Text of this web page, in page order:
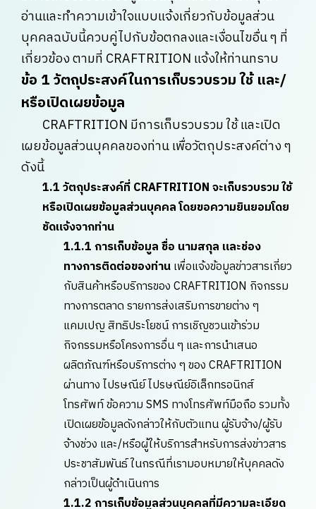
อ่านและทำความเข้าใจแบบแจ้งเกี่ยวกับข้อมูลส่วน
บุคคลฉบับนี้ควบคู่ไปกับข้อตกลงและเงื่อนไขอื่น ๆ ที่
เกี่ยวข้อง ตามที่ CRAFTRITION แจ้งให้ท่านทราบ
ข้อ 1 วัตถุประสงค์ในการเก็บรวบรวม ใช้ และ/
หรือเปิดเผยข้อมูล
CRAFTRITION มีการเก็บรวบรวม ใช้ และเปิด
เผยข้อมูลส่วนบุคคลของท่าน เพื่อวัตถุประสงค์ต่าง ๆ
ดังนี้
1.1 วัตถุประสงค์ที่ CRAFTRITION จะเก็บรวบรวม ใช้
หรือเปิดเผยข้อมูลส่วนบุคคล โดยขอความยินยอมโดย
ชัดแจ้งจากท่าน
1.1.1 การเก็บข้อมูล ชื่อ นามสกุล และช่อง
ทางการติดต่อของท่านเพื่อแจ้งข้อมูลข่าวสารเกี่ยว
กับสินค้าหรือบริการของ CRAFTRITION กิจกรรม
ทางการตลาด รายการส่งเสริมการขายต่าง ๆ
แคมเปญ สิทธิประโยชน์ การเชิญชวนเข้าร่วม
กิจกรรมหรือโครงการอื่น ๆ และการนำเสนอ
ผลิตภัณฑ์หรือบริการต่าง ๆ ของ CRAFTRITION
ผ่านทาง ไปรษณีย์ ไปรษณีย์อิเล็กทรอนิกส์
โทรศัพท์ ข้อความ SMS ทางโทรศัพท์มือถือ รวมทั้ง
เปิดเผยข้อมูลดังกล่าวให้กับตัวแทน ผู้รับจ้าง/ผู้รับ
จ้างช่วง และ/หรือผู้ให้บริการสำหรับการส่งข่าวสาร
ประชาสัมพันธ์ ในกรณีที่เรามอบหมายให้บุคคลดัง
กล่าวเป็นผู้ดำเนินการ
1.1.2 การเก็บข้อมูลส่วนบุคคลที่มีความละเอียด